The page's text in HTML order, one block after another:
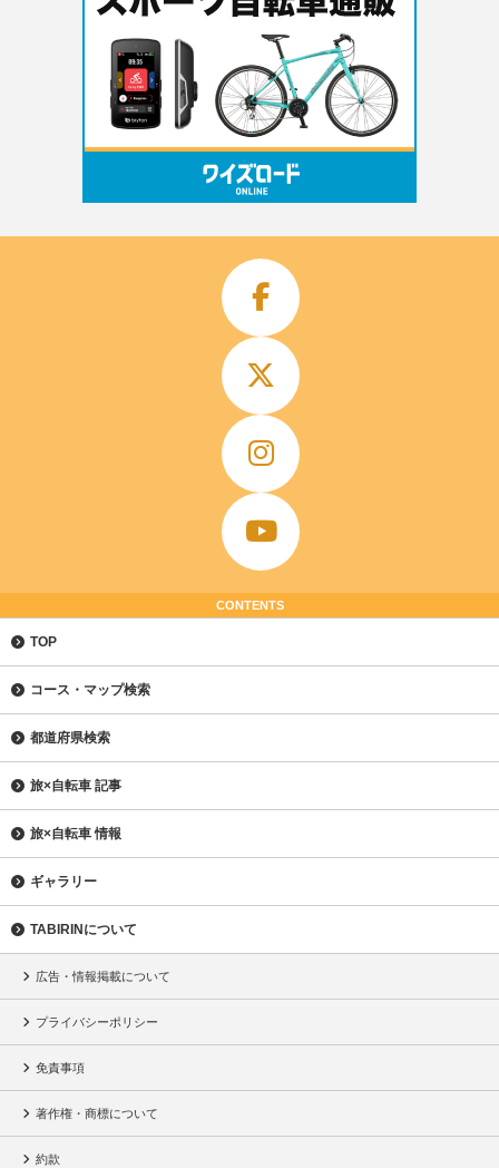
CONTENTS
TOP
コース・マップ検索
都道府県検索
旅×自転車 記事
旅×自転車 情報
ギャラリー
TABIRINについて
広告・情報掲載について
プライバシーポリシー
免責事項
著作権・商標について
約款